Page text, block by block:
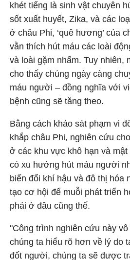
khét tiếng là sinh vật chuyên
sốt xuất huyết, Zika, và các
ở châu Phi, ‘quê hương’ của
vằn thích hút máu các loài
và loài gặm nhấm. Tuy nhiên,
cho thấy chúng ngày càng
máu người – đồng nghĩa với
bệnh cũng sẽ tăng theo.
Bằng cách khảo sát phạm vi
khắp châu Phi, nghiên cứu
ở các khu vực khô hạn và
có xu hướng hút máu người
biến đổi khí hậu và đô thị hóa
tạo cơ hội để muỗi phát triển
phải ở đâu cũng thế.
"Công trình nghiên cứu này
chúng ta hiểu rõ hơn về lý do
đốt người, chúng ta sẽ được